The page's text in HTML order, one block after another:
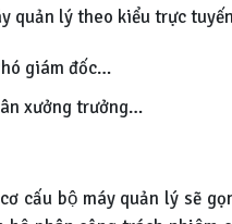
quản lý theo kiểu trực
giám đốc…
xưởng trưởng…
cấu bộ máy quản lý sẽ